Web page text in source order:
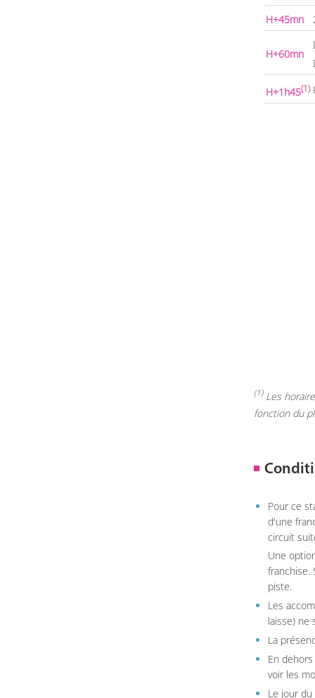
H+45mn
H+60mn
H+1h45(1)
(1)Les
fonction du
Pour ce
d'une
circuit
Une
franchise.
piste.
Les
laisse) ne
La
En
voir les
Le jour